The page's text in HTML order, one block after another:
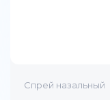
Спрей назальный